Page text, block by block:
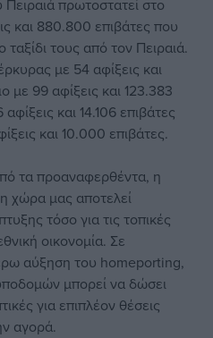
πρωτοστατεί στο
και 880.800 επιβάτες που
ταξίδι τους από τον Πειραιά.
με 54 αφίξεις και
με 99 αφίξεις και 123.383
και 14.106 επιβάτες
και 10.000 επιβάτες.
τα προαναφερθέντα, η
χώρα μας αποτελεί
τόσο για τις τοπικές
οικονομία. Σε
αύξηση του homeporting,
μπορεί να δώσει
για επιπλέον θέσεις
αγορά.